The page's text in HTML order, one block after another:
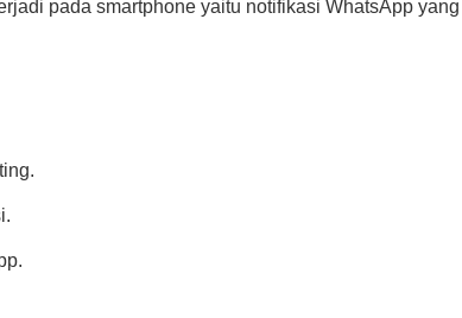
pada smartphone yaitu notifikasi WhatsApp yang